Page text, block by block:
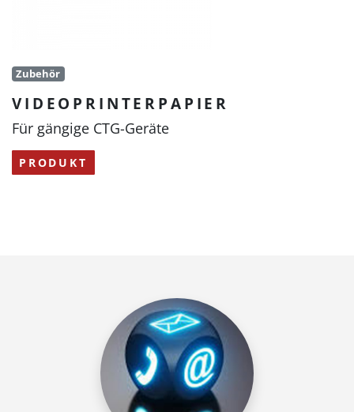
Zubehör
VIDEOPRINTERPAPIER
Für gängige CTG-Geräte
PRODUKT